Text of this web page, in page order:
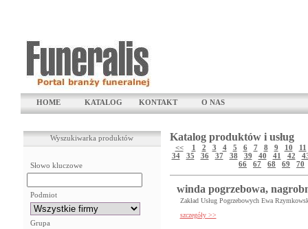
HOME KATALOG KONTAKT O NAS
Wyszukiwarka produktów
Słowo kluczowe
Podmiot
Grupa
Katalog produktów i usług
<< 1 2 3 4 5 6 7 8 9 10
11
34
35 36 37 38 39 40 41 42
66
67 68 69 70
winda pogrzebowa,
Zakład Usług Pogrzebowych Ewa
szczegóły >>